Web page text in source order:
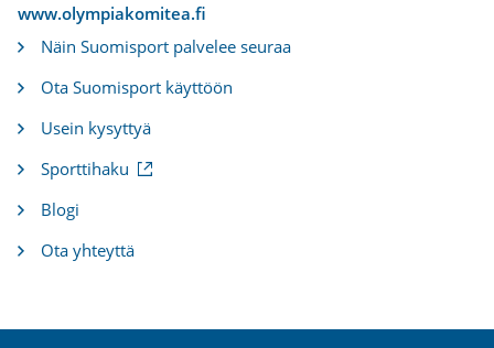
www.olympiakomitea.fi
Näin Suomisport palvelee seuraa
Ota Suomisport käyttöön
Usein kysyttyä
Sporttihaku(
o
i
Blogi
Ota yhteyttä